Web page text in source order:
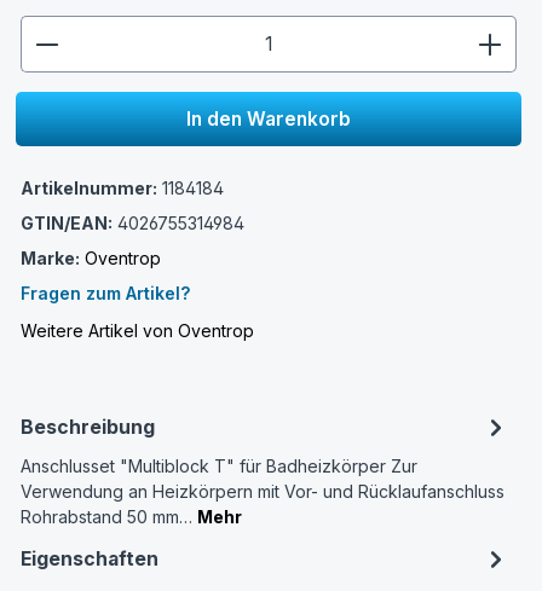
In den Warenkorb
Artikelnummer: 1184184
GTIN/EAN: 4026755314984
Marke: Oventrop
Fragen zum Artikel?
Weitere Artikel von Oventrop
Beschreibung
Anschlusset "Multiblock T" für Badheizkörper Zur
Verwendung an Heizkörpern mit Vor- und Rücklaufanschluss
Rohrabstand 50 mm… Mehr
Eigenschaften